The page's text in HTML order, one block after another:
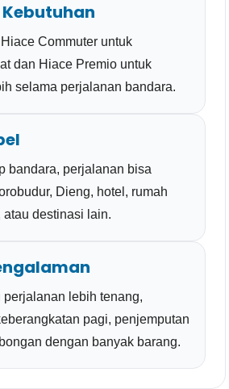
Commuter untuk
dan Hiace Premio untuk
selama perjalanan bandara.
bandara, perjalanan bisa
Dieng, hotel, rumah
atau destinasi lain.
perjalanan lebih tenang,
pagi, penjemputan
dengan banyak barang.